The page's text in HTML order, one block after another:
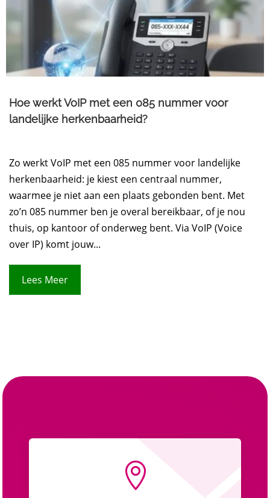
Hoe werkt VoIP met een 085 nummer voor
landelijke herkenbaarheid?
Zo werkt VoIP met een 085 nummer voor landelijke
herkenbaarheid: je kiest een centraal nummer,
waarmee je niet aan een plaats gebonden bent. Met
zo’n 085 nummer ben je overal bereikbaar, of je nou
thuis, op kantoor of onderweg bent. Via VoIP (Voice
over IP) komt jouw...
Lees Meer
